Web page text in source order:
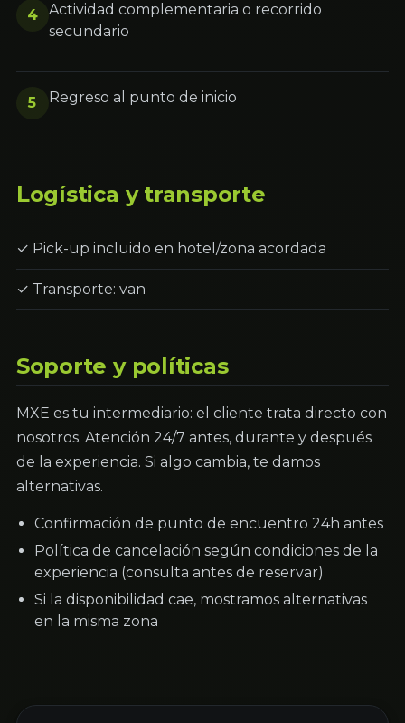
4
Actividad complementaria o recorrido
secundario
5 Regreso al punto de inicio
Logística y transporte
✓ Pick-up incluido en hotel/zona acordada
✓ Transporte: van
Soporte y políticas
MXE es tu intermediario: el cliente trata directo con
nosotros. Atención 24/7 antes, durante y después
de la experiencia. Si algo cambia, te damos
alternativas.
Confirmación de punto de encuentro 24h antes
Política de cancelación según condiciones de la
experiencia (consulta antes de reservar)
Si la disponibilidad cae, mostramos alternativas
en la misma zona